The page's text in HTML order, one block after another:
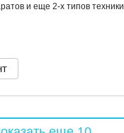
и еще 2-х типов техники